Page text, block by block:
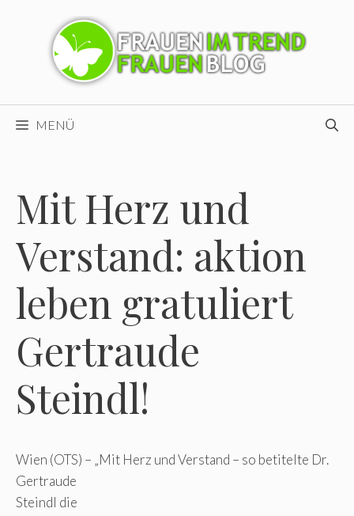
MENÜ
Mit Herz und
Verstand: aktion
leben gratuliert
Gertraude
Steindl!
Wien (OTS) – „Mit Herz und Verstand – so betitelte Dr.
Gertraude
Steindl die